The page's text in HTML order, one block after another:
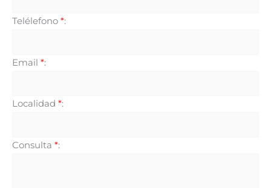
Telélefono *:
Email *:
Localidad *:
Consulta *: